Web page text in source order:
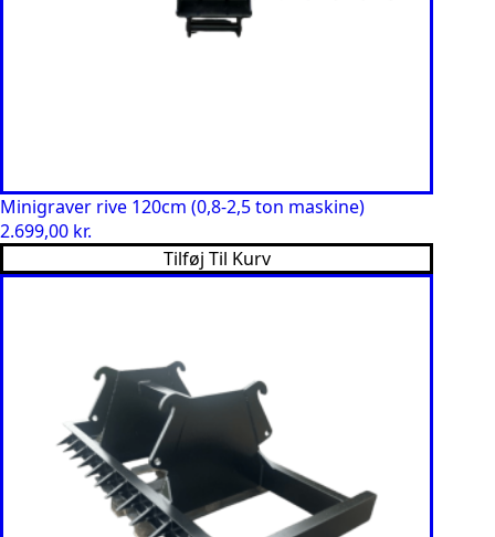
Minigraver rive 120cm (0,8-2,5 ton maskine)
2.699,00 kr.
Tilføj Til Kurv